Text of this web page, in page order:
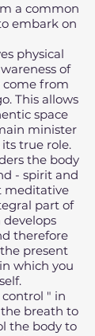
a common
embark on
physical
of
come from
This allows
space
minister
true role.
the body
- spirit and
meditative
part of
therefore
present
which you
" in
breath to
the body to